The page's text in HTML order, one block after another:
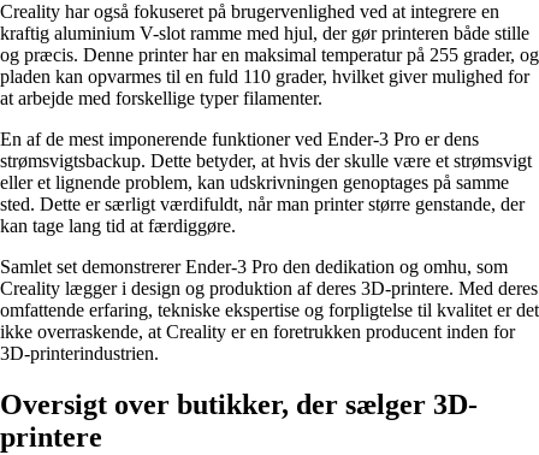
Creality har også fokuseret på brugervenlighed ved at integrere en
kraftig aluminium V-slot ramme med hjul, der gør printeren både stille
og præcis. Denne printer har en maksimal temperatur på 255 grader, og
pladen kan opvarmes til en fuld 110 grader, hvilket giver mulighed for
at arbejde med forskellige typer filamenter.
En af de mest imponerende funktioner ved Ender-3 Pro er dens
strømsvigtsbackup. Dette betyder, at hvis der skulle være et strømsvigt
eller et lignende problem, kan udskrivningen genoptages på samme
sted. Dette er særligt værdifuldt, når man printer større genstande, der
kan tage lang tid at færdiggøre.
Samlet set demonstrerer Ender-3 Pro den dedikation og omhu, som
Creality lægger i design og produktion af deres 3D-printere. Med deres
omfattende erfaring, tekniske ekspertise og forpligtelse til kvalitet er det
ikke overraskende, at Creality er en foretrukken producent inden for
3D-printerindustrien.
Oversigt over butikker, der sælger 3D-
printere